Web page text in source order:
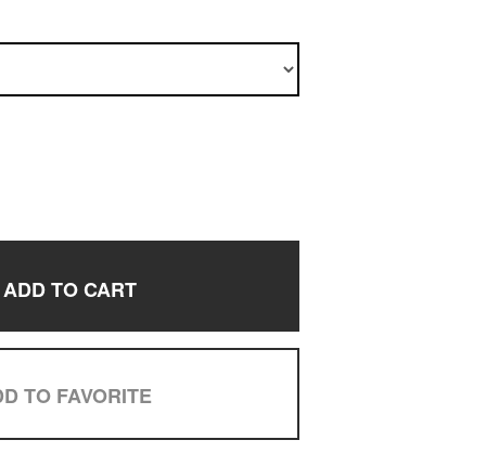
ADD TO CART
TO FAVORITE